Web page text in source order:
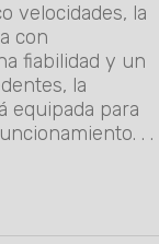
velocidades, la
con
fiabilidad y un
la
equipada para
. .